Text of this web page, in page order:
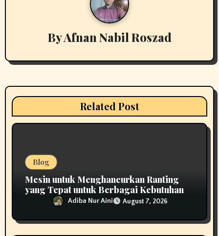
a
t
o
ByAfnan Nabil Roszad
Related Post
Blog
Mesin untuk Menghancurkan Ranting
yang Tepat untuk Berbagai Kebutuhan
Adiba Nur Aini August 7, 2026